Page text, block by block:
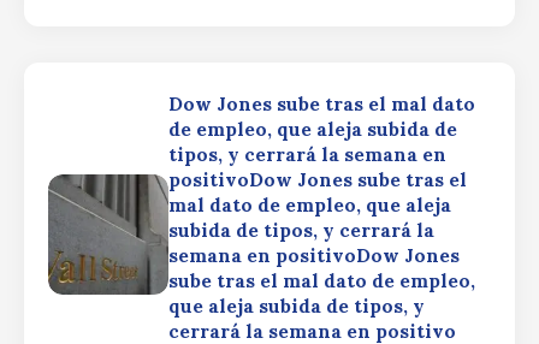
Dow Jones sube tras el mal dato
de empleo, que aleja subida de
tipos, y cerrará la semana en
positivoDow Jones sube tras el
mal dato de empleo, que aleja
subida de tipos, y cerrará la
semana en positivoDow Jones
sube tras el mal dato de empleo,
que aleja subida de tipos, y
cerrará la semana en positivo